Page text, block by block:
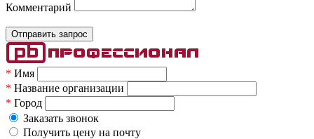
Комментарий
* Имя
* Название организации
* Город
Заказать звонок
Получить цену на почту